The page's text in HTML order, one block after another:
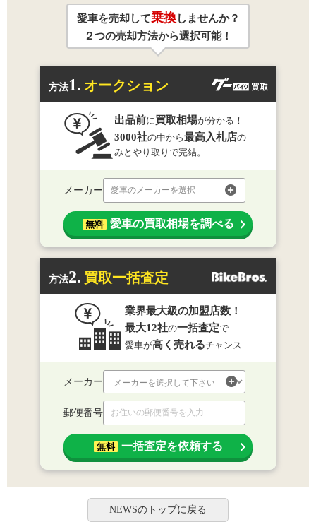
愛車を売却して乗換しませんか？
２つの売却方法から選択可能！
方法1. オークション
出品前に買取相場が分かる！
3000社の中から最高入札店の
みとやり取りで完結。
メーカー 愛車のメーカーを選択
無料 愛車の買取相場を調べる
方法2. 買取一括査定
業界最大級の加盟店数！
最大12社の一括査定で
愛車が高く売れるチャンス
メーカー
郵便番号
無料 一括査定を依頼する
NEWSのトップに戻る